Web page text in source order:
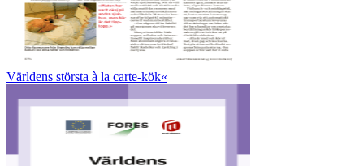
Världens största à la carte-kök«